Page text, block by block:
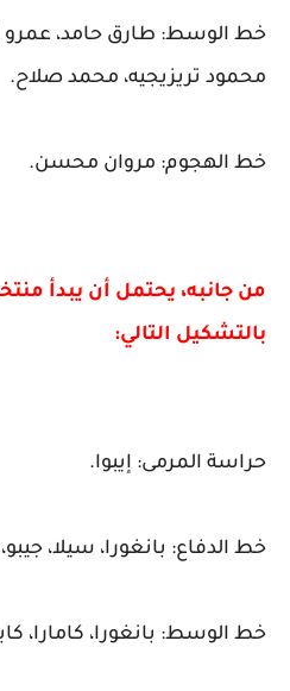
خط الوسط: طارق حامد، عمرو
محمود تريزيجيه، محمد صلاح.
خط الهجوم: مروان محسن.
من جانبه، يحتمل أن يبدأ
بالتشكيل التالي:
حراسة المرمى: إيبوا.
خط الدفاع: بانغورا، سيلا،
خط الوسط: بانغورا، كامارا،